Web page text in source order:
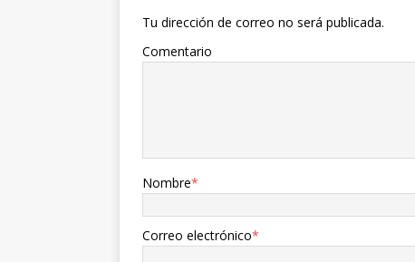
Tu dirección de correo no será publicada.
Comentario
Nombre*
Correo electrónico*